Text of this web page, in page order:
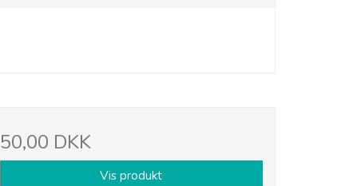
50,00 DKK
Vis produkt